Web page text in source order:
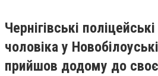
Чернігівські
чоловіка у
прийшов додому до